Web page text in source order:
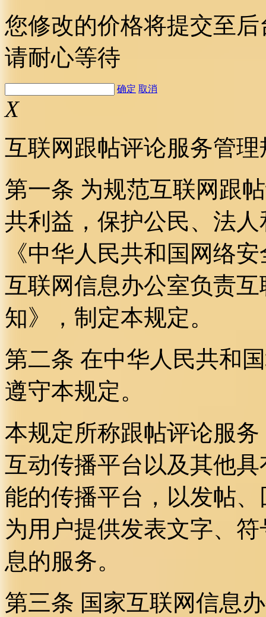
您修改的价格将提交至
请耐心等待
确定 取消
X
互联网跟帖评论服务管理
第一条 为规范互联网跟
共利益，保护公民、法
《中华人民共和国网络
互联网信息办公室负责
知》，制定本规定。
第二条 在中华人民共和
遵守本规定。
本规定所称跟帖评论服
互动传播平台以及其他
能的传播平台，以发帖
为用户提供发表文字、
息的服务。
第三条 国家互联网信息